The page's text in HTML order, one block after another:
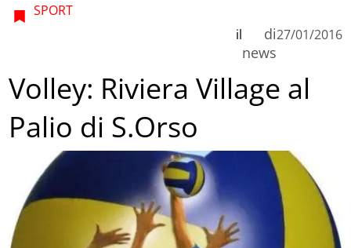
SPORT
di
news
il 27/01/2016
Volley: Riviera Village al
Palio di S.Orso